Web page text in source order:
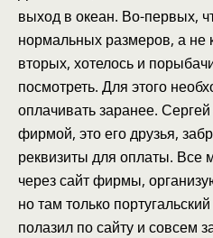
выход в океан. Во-первых,
нормальных размеров, а не
вторых, хотелось и
посмотреть. Для этого
оплачивать заранее.
фирмой, это его друзья,
реквизиты для оплаты. Все
через сайт фирмы,
но там только
полазил по сайту и совсем